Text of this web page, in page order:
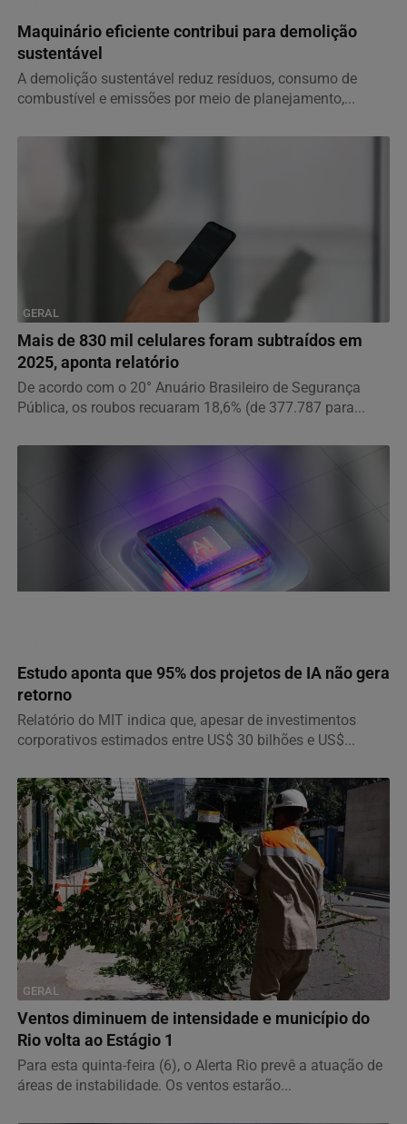
Maquinário eficiente contribui para demolição
sustentável
A demolição sustentável reduz resíduos, consumo de
combustível e emissões por meio de planejamento,...
GERAL
Mais de 830 mil celulares foram subtraídos em
2025, aponta relatório
De acordo com o 20° Anuário Brasileiro de Segurança
Pública, os roubos recuaram 18,6% (de 377.787 para...
Estudo aponta que 95% dos projetos de IA não gera
retorno
Relatório do MIT indica que, apesar de investimentos
corporativos estimados entre US$ 30 bilhões e US$...
GERAL
Ventos diminuem de intensidade e município do
Rio volta ao Estágio 1
Para esta quinta-feira (6), o Alerta Rio prevê a atuação de
áreas de instabilidade. Os ventos estarão...